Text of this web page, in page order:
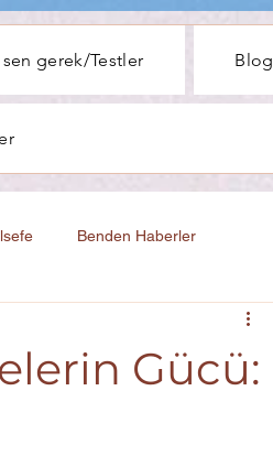
sen gerek/Testler Blog
Benden Haberler
Gücü: